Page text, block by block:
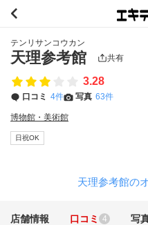
テンリサンコウカン
天理参考館 共有
3.28
口コミ 4件 写真 63件
博物館・美術館
日祝OK
天理参考館の
店舗情報 口コミ 4 写